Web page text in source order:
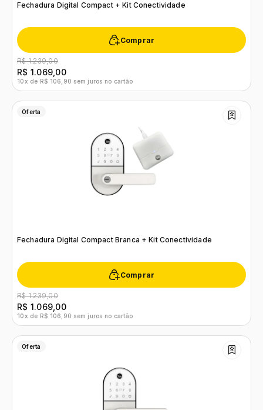
Fechadura Digital Compact + Kit Conectividade
Comprar
R$ 1.239,00
R$ 1.069,00
10x de R$ 106,90 sem juros no cartão
Oferta
Fechadura Digital Compact Branca + Kit Conectividade
Comprar
R$ 1.239,00
R$ 1.069,00
10x de R$ 106,90 sem juros no cartão
Oferta